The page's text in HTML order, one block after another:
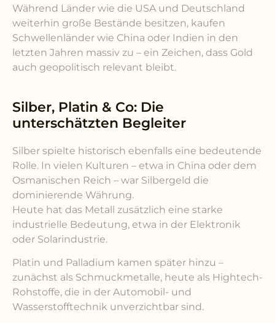
Während Länder wie die USA und Deutschland
weiterhin große Bestände besitzen, kaufen
Schwellenländer wie China oder Indien in den
letzten Jahren massiv zu – ein Zeichen, dass Gold
auch geopolitisch relevant bleibt.
Silber, Platin & Co: Die
unterschätzten Begleiter
Silber spielte historisch ebenfalls eine bedeutende
Rolle. In vielen Kulturen – etwa in China oder dem
Osmanischen Reich – war Silbergeld die
dominierende Währung.
Heute hat das Metall zusätzlich eine starke
industrielle Bedeutung, etwa in der Elektronik
oder Solarindustrie.
Platin und Palladium kamen später hinzu –
zunächst als Schmuckmetalle, heute als Hightech-
Rohstoffe, die in der Automobil- und
Wasserstofftechnik unverzichtbar sind.